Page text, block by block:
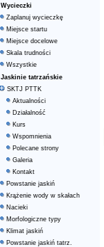
Wycieczki
Zaplanuj wycieczkę
Miejsce startu
Miejsce docelowe
Skala trudności
Wszystkie
Jaskinie tatrzańskie
SKTJ PTTK
Aktualności
Działalność
Kurs
Wspomnienia
Polecane strony
Galeria
Kontakt
Powstanie jaskiń
Krążenie wody w skałach
Nacieki
Morfologiczne typy
Klimat jaskiń
Powstanie jaskiń tatrz.